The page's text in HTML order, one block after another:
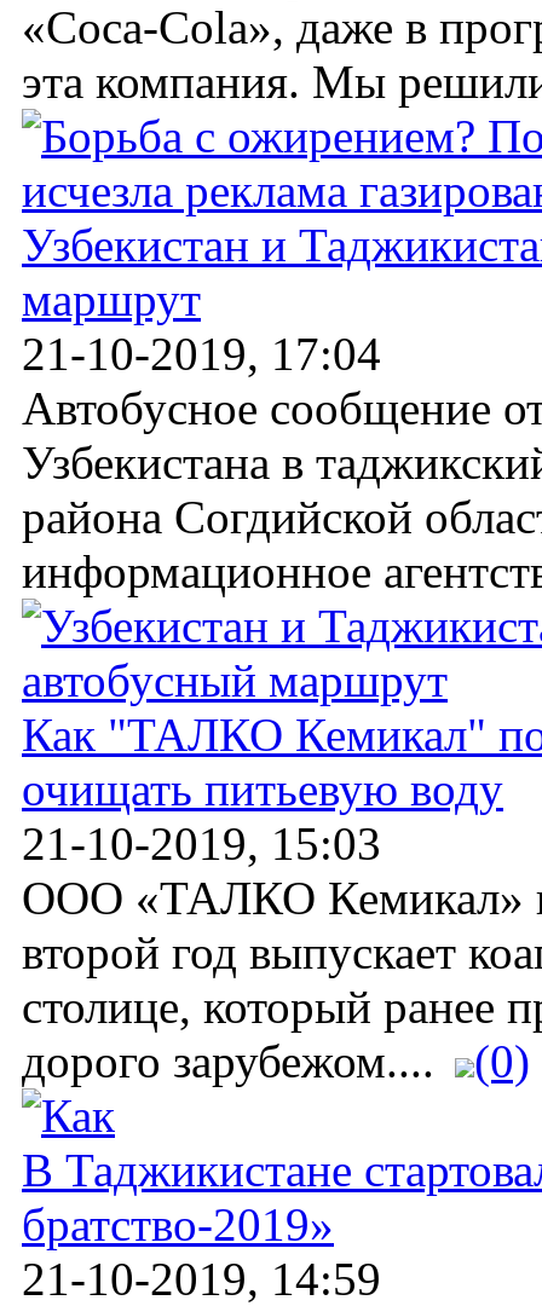
«Coca-Cola», даже в
эта компания. Мы
Узбекистан и
маршрут
21-10-2019, 17:04
Автобусное сообщение
Узбекистана в
района Согдийской
информационное
Как "ТАЛКО Кемикал"
очищать питьевую воду
21-10-2019, 15:03
ООО «ТАЛКО Кемикал» в
второй год выпускает
столице, который ранее
дорого зарубежом....
(0)
В Таджикистане
братство-2019»
21-10-2019, 14:59